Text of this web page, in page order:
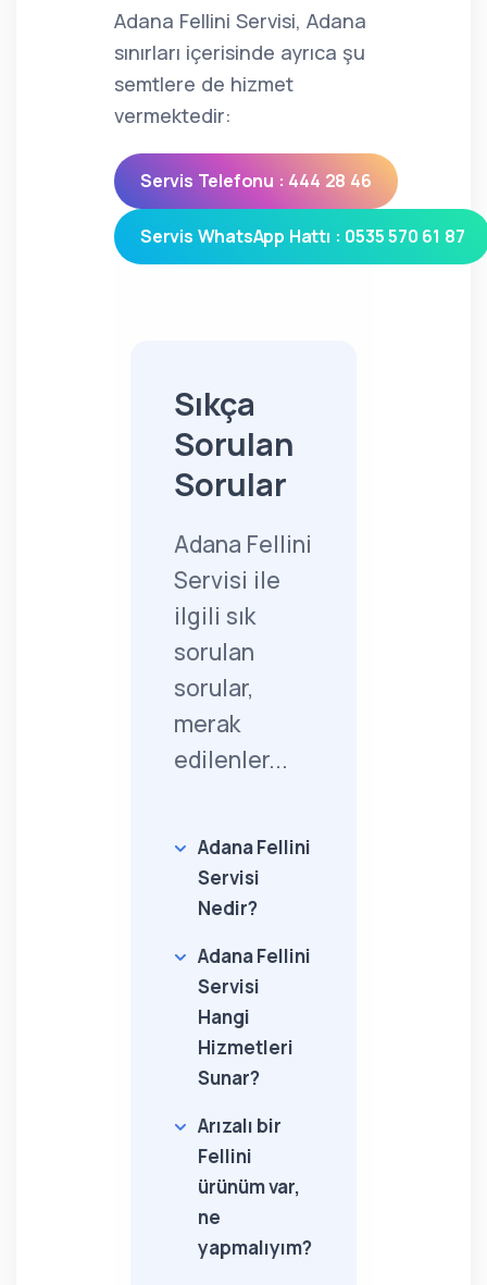
Adana Fellini Servisi, Adana
sınırları içerisinde ayrıca şu
semtlere de hizmet
vermektedir:
Servis Telefonu : 444 28 46
Servis WhatsApp Hattı : 0535 570 61 87
Sıkça
Sorulan
Sorular
Adana Fellini
Servisi ile
ilgili sık
sorulan
sorular,
merak
edilenler...
Adana Fellini
Servisi
Nedir?
Adana Fellini
Servisi
Hangi
Hizmetleri
Sunar?
Arızalı bir
Fellini
ürünüm var,
ne
yapmalıyım?